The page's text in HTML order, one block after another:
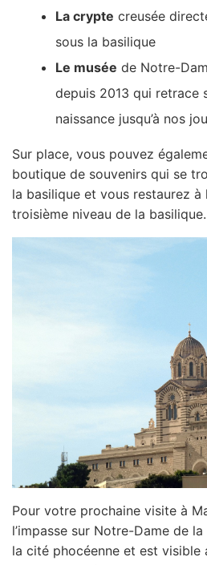
La crypte creusée
sous la basilique
Le musée de Notre-
depuis 2013 qui retrace
naissance jusqu’à nos
Sur place, vous pouvez
boutique de souvenirs qui se
la basilique et vous restaurez à
troisième niveau de la basilique.
Pour votre prochaine visite à
l’impasse sur Notre-Dame de
la cité phocéenne et est visible